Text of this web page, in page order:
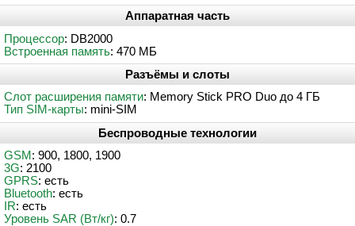
Аппаратная часть
Процессор: DB2000
Встроенная память: 470 МБ
Разъёмы и слоты
Слот расширения памяти: Memory Stick PRO Duo до 4 ГБ
Тип SIM-карты: mini-SIM
Беспроводные технологии
GSM : 900, 1800, 1900
3G: 2100
GPRS: есть
Bluetooth: есть
IR: есть
Уровень SAR (Вт/кг): 0.7